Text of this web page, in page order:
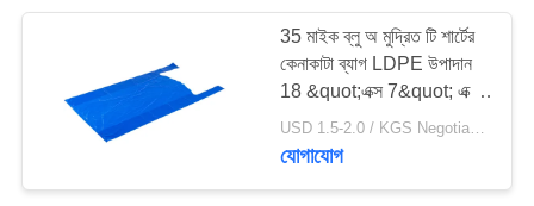
35 মাইক ব্লু অ মুদ্রিত টি শার্টের
কেনাকাটা ব্যাগ LDPE উপাদান
18 &quot;এক্স 7&quot; এক্স
32 &quot;
USD 1.5-2.0 / KGS Negotiable MOQ:1000KGS
যোগাযোগ